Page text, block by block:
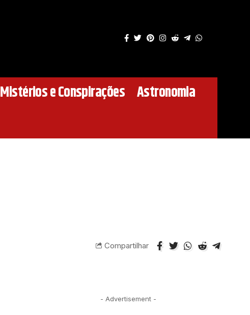
Mistérios e Conspirações Astronomia
Compartilhar
- Advertisement -